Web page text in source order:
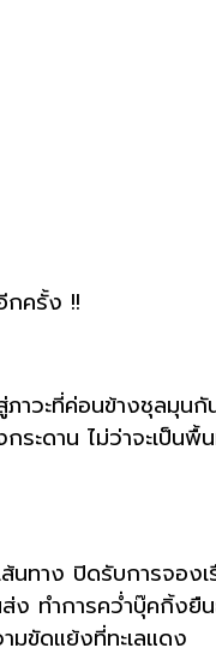
กครั้ง !!
าวะที่ค่อนข้างชุลมุนกั
ะดาน ไม่ว่าจะเป็นพื้
นทาง ปิดรับการจองเ
ง ทำการคว่ำบุ๊คกิ้งยื
มขัดแย้งที่ทะเลแดง